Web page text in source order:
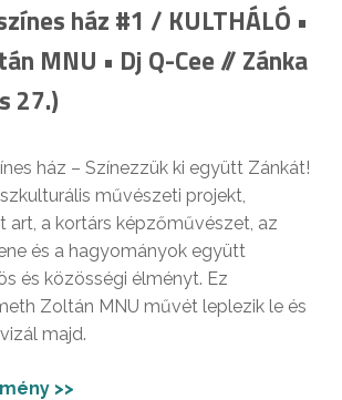
ház #1 / KULTHÁLÓ •
MNU • Dj Q-Cee // Zánka
27.)
ház – Színezzük ki együtt Zánkát!
művészeti projekt,
art, a kortárs képzőművészet, az
és a hagyományok együtt
és közösségi élményt. Ez
Zoltán MNU művét leplezik le és
majd.
>>